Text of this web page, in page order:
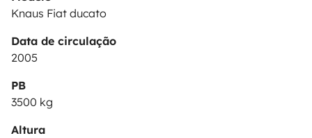
Knaus Fiat ducato
Data de circulação
2005
PB
3500 kg
Altura